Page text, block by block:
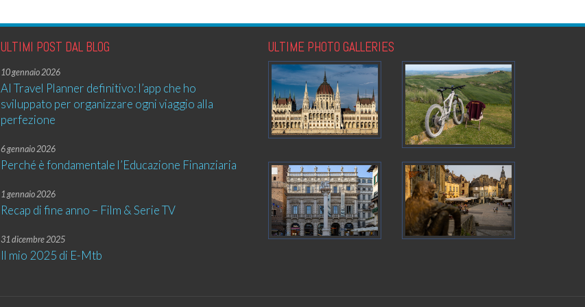
ULTIMI POST DAL BLOG
10 gennaio 2026
AI Travel Planner definitivo: l’app che ho
sviluppato per organizzare ogni viaggio alla
perfezione
6 gennaio 2026
Perché è fondamentale l’Educazione Finanziaria
1 gennaio 2026
Recap di fine anno – Film & Serie TV
31 dicembre 2025
Il mio 2025 di E-Mtb
ULTIME PHOTO GALLERIES